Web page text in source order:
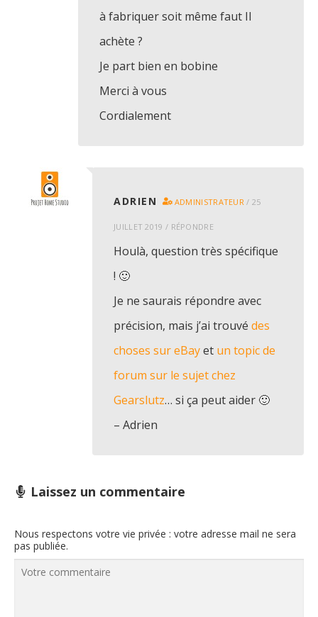
à fabriquer soit même faut Il
achète ?
Je part bien en bobine
Merci à vous
Cordialement
ADRIEN ADMINISTRATEUR / 25
JUILLET 2019 / RÉPONDRE
Houlà, question très spécifique
! 🙂
Je ne saurais répondre avec
précision, mais j’ai trouvé des
choses sur eBayet un topic de
forum sur le sujet chez
Gearslutz… si ça peut aider 🙂
– Adrien
Laissez un commentaire
Nous respectons votre vie privée : votre adresse mail ne sera
pas publiée.